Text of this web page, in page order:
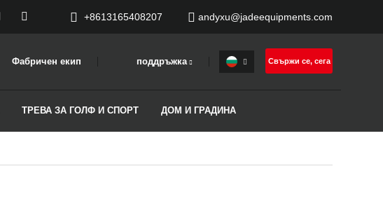
+8613165408207 andyxu@jadeequipments.com
Фабричен екип поддръжка
ТРЕВА ЗА ГОЛФ И СПОРТ ДОМ И ГРАДИНА
Свържи се, сега